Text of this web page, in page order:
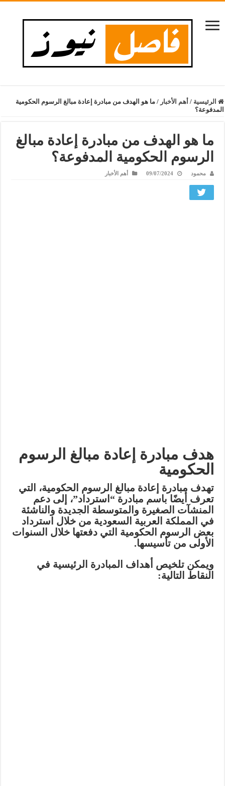
الرئيسية / أهم الأخبار / ما هو الهدف من مبادرة إعادة مبالغ الرسوم الحكومية
المدفوعة؟
ما هو الهدف من مبادرة إعادة مبالغ
الرسوم الحكومية المدفوعة؟
محمود 09/07/2024 أهم الأخبار
هدف مبادرة إعادة مبالغ الرسوم
الحكومية
تهدف مبادرة إعادة مبالغ الرسوم الحكومية، التي
تعرف أيضًا باسم مبادرة “استرداد”، إلىدعم
المنشآت الصغيرة والمتوسطة الجديدة والناشئة
في المملكة العربية السعودية من خلال استرداد
بعض الرسوم الحكومية التي دفعتها خلال السنوات
الأولى من تأسيسها.
ويمكن تلخيص أهداف المبادرة الرئيسية في
النقاط التالية: